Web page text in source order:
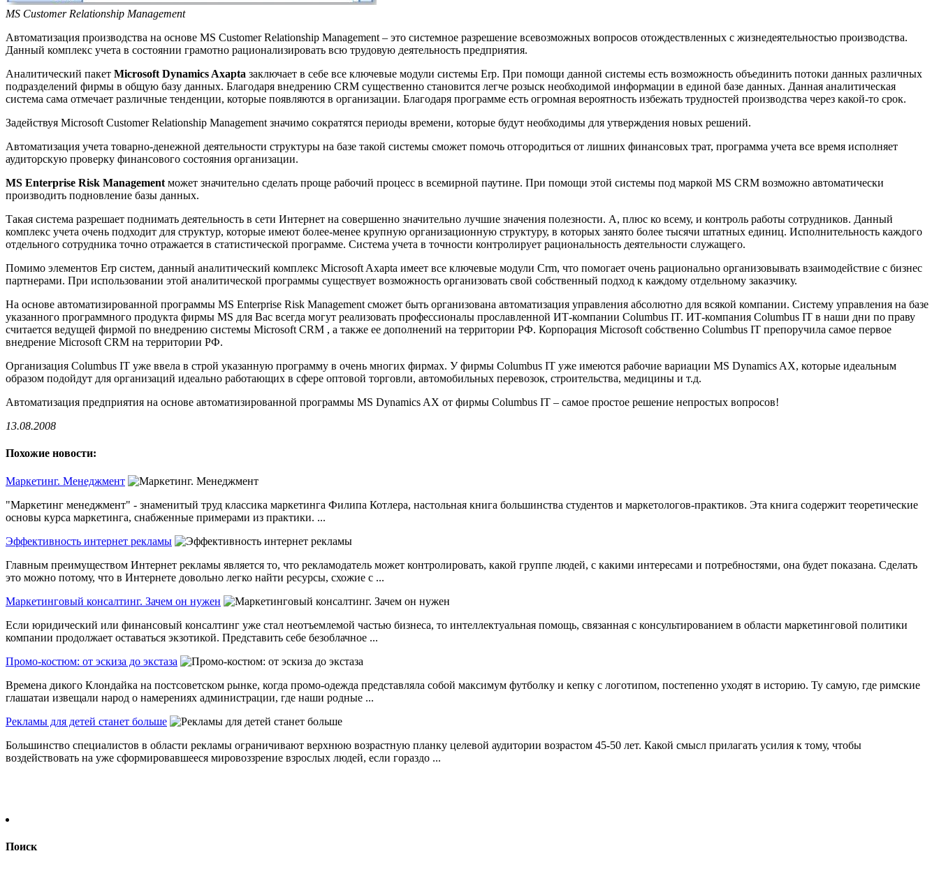
MS Customer Relationship Management
Автоматизация производства на основе MS Customer Relationship Management – это системное разрешение всевозможных вопросов отождествленных с жизнедеятельностью производства.
Данный комплекс учета в состоянии грамотно рационализировать всю трудовую деятельность предприятия.
Аналитический пакет Microsoft Dynamics Axapta заключает в себе все ключевые модули системы Erp. При помощи данной системы есть возможность объединить потоки данных различных
подразделений фирмы в общую базу данных. Благодаря внедрению CRM существенно становится легче розыск необходимой информации в единой базе данных. Данная аналитическая
система сама отмечает различные тенденции, которые появляются в организации. Благодаря программе есть огромная вероятность избежать трудностей производства через какой-то срок.
Задействуя Microsoft Customer Relationship Management значимо сократятся периоды времени, которые будут необходимы для утверждения новых решений.
Автоматизация учета товарно-денежной деятельности структуры на базе такой системы сможет помочь отгородиться от лишних финансовых трат, программа учета все время исполняет
аудиторскую проверку финансового состояния организации.
MS Enterprise Risk Management может значительно сделать проще рабочий процесс в всемирной паутине. При помощи этой системы под маркой MS CRM возможно автоматически
производить подновление базы данных.
Такая система разрешает поднимать деятельность в сети Интернет на совершенно значительно лучшие значения полезности. А, плюс ко всему, и контроль работы сотрудников. Данный
комплекс учета очень подходит для структур, которые имеют более-менее крупную организационную структуру, в которых занято более тысячи штатных единиц. Исполнительность каждого
отдельного сотрудника точно отражается в статистической программе. Система учета в точности контролирует рациональность деятельности служащего.
Помимо элементов Erp систем, данный аналитический комплекс Microsoft Axapta имеет все ключевые модули Crm, что помогает очень рационально организовывать взаимодействие с бизнес
партнерами. При использовании этой аналитической программы существует возможность организовать свой собственный подход к каждому отдельному заказчику.
На основе автоматизированной программы MS Enterprise Risk Management сможет быть организована автоматизация управления абсолютно для всякой компании. Систему управления на базе
указанного программного продукта фирмы MS для Вас всегда могут реализовать профессионалы прославленной ИТ-компании Columbus IT. ИТ-компания Columbus IT в наши дни по праву
считается ведущей фирмой по внедрению системы Microsoft CRM , а также ее дополнений на территории РФ. Корпорация Microsoft собственно Columbus IT препоручила самое первое
внедрение Microsoft CRM на территории РФ.
Организация Columbus IT уже ввела в строй указанную программу в очень многих фирмах. У фирмы Columbus IT уже имеются рабочие вариации MS Dynamics AX, которые идеальным
образом подойдут для организаций идеально работающих в сфере оптовой торговли, автомобильных перевозок, строительства, медицины и т.д.
Автоматизация предприятия на основе автоматизированной программы MS Dynamics AX от фирмы Columbus IT – самое простое решение непростых вопросов!
13.08.2008
Похожие новости:
Маркетинг. Менеджмент
"Маркетинг менеджмент" - знаменитый труд классика маркетинга Филипа Котлера, настольная книга большинства студентов и маркетологов-практиков. Эта книга содержит теоретические
основы курса маркетинга, снабженные примерами из практики. ...
Эффективность интернет рекламы
Главным преимуществом Интернет рекламы является то, что рекламодатель может контролировать, какой группе людей, с какими интересами и потребностями, она будет показана. Сделать
это можно потому, что в Интернете довольно легко найти ресурсы, схожие с ...
Маркетинговый консалтинг. Зачем он нужен
Если юридический или финансовый консалтинг уже стал неотъемлемой частью бизнеса, то интеллектуальная помощь, связанная с консультированием в области маркетинговой политики
компании продолжает оставаться экзотикой. Представить себе безоблачное ...
Промо-костюм: от эскиза до экстаза
Времена дикого Клондайка на постсоветском рынке, когда промо-одежда представляла собой максимум футболку и кепку с логотипом, постепенно уходят в историю. Ту самую, где римские
глашатаи извещали народ о намерениях администрации, где наши родные ...
Рекламы для детей станет больше
Большинство специалистов в области рекламы ограничивают верхнюю возрастную планку целевой аудитории возрастом 45-50 лет. Какой смысл прилагать усилия к тому, чтобы
воздействовать на уже сформировавшееся мировоззрение взрослых людей, если гораздо ...
Поиск